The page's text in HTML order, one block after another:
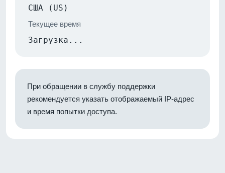
США (US)
Текущее время
Загрузка...
При обращении в службу поддержки
рекомендуется указать отображаемый IP-адрес
и время попытки доступа.